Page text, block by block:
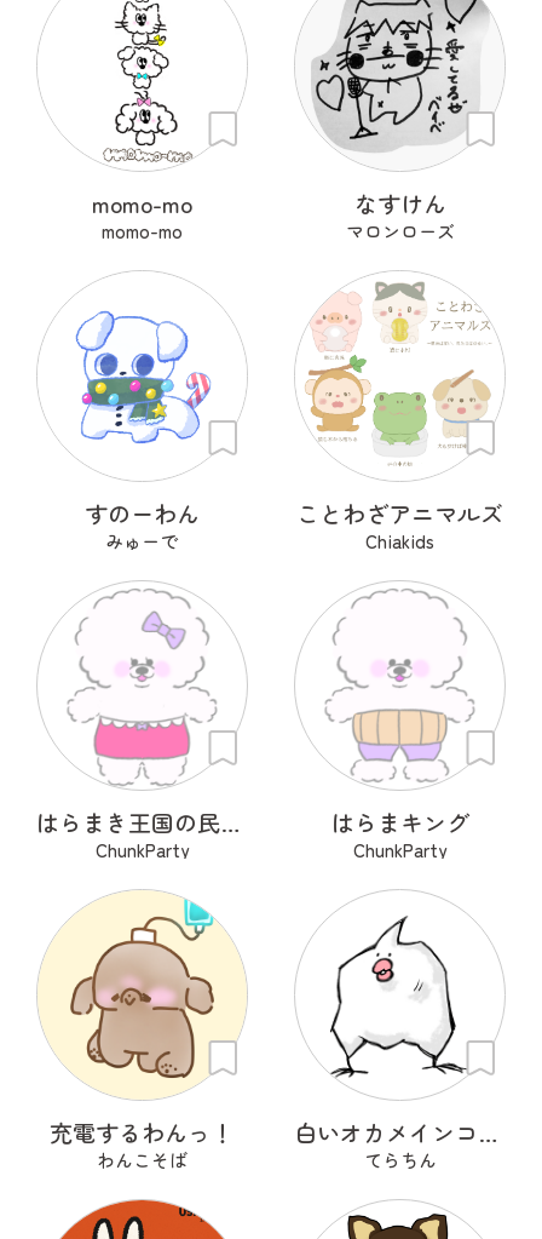
momo-mo
momo-mo
なすけん
マロンローズ
すのーわん
みゅーで
ことわざアニマルズ
Chiakids
はらまき王国の民（ビション）
ChunkParty
はらまキング
ChunkParty
充電するわんっ！
わんこそば
白いオカメインコ アルシンド
てらちん